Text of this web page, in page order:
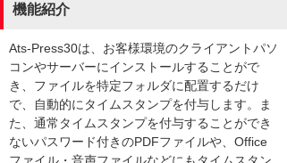
機能紹介
Ats-Press30は、お客様環境のクライアントパソ
コンやサーバーにインストールすることがで
き、ファイルを特定フォルダに配置するだけ
で、自動的にタイムスタンプを付与します。ま
た、通常タイムスタンプを付与することができ
ないパスワード付きのPDFファイルや、Office